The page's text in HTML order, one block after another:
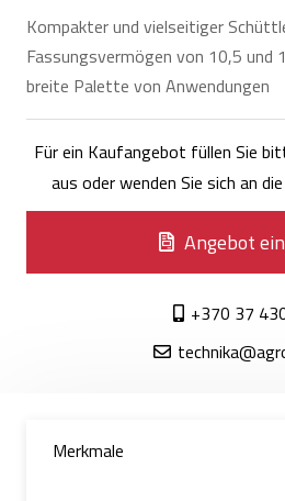
Kompakter und vielseitiger
Fassungsvermögen von 10,5 und
breite Palette von Anwendungen
Für ein Kaufangebot füllen Sie
aus oder wenden Sie sich an
Angebot
+370 37
Merkmale